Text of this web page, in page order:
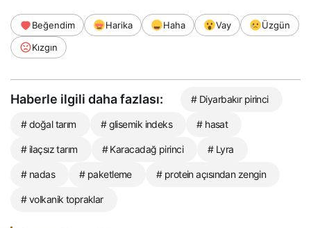
Beğendim Harika Haha Vay
Üzgün
Kızgın
Haberle ilgili daha fazlası: # Diyarbakır pirinci
# doğal tarım # glisemik indeks # hasat
# ilaçsız tarım # Karacadağ pirinci # Lyra
# nadas # paketleme # protein açısından zengin
# volkanik topraklar